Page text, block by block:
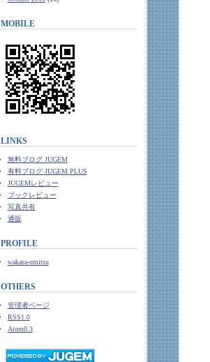
MOBILE
LINKS
無料ブログ JUGEM
有料ブログ JUGEM PLUS
JUGEMレビュー
ブックレビュー
写真共有
通販
PROFILE
wakasa-umitsu
OTHERS
管理者ページ
RSS1.0
Atom0.3